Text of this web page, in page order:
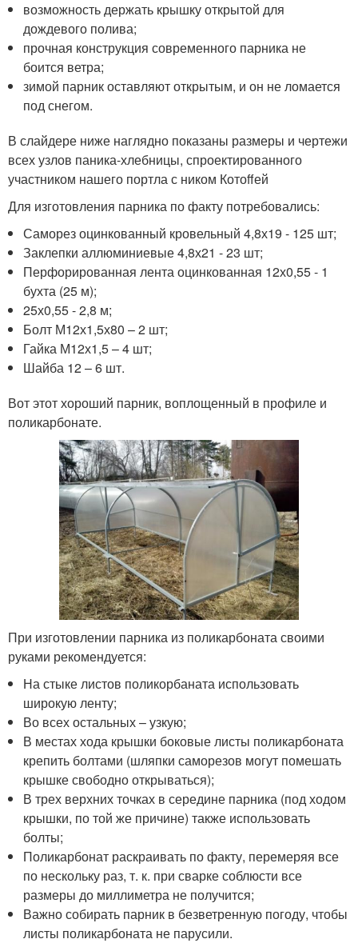
возможность держать крышку открытой для
дождевого полива;
прочная конструкция современного парника не
боится ветра;
зимой парник оставляют открытым, и он не ломается
под снегом.
В слайдере ниже наглядно показаны размеры и чертежи
всех узлов паника-хлебницы, спроектированного
участником нашего портла с ником Котоffей
Для изготовления парника по факту потребовались:
Саморез оцинкованный кровельный 4,8х19 - 125 шт;
Заклепки аллюминиевые 4,8х21 - 23 шт;
Перфорированная лента оцинкованная 12х0,55 - 1
бухта (25 м);
25х0,55 - 2,8 м;
Болт М12х1,5х80 – 2 шт;
Гайка М12х1,5 – 4 шт;
Шайба 12 – 6 шт.
Вот этот хороший парник, воплощенный в профиле и
поликарбонате.
При изготовлении парника из поликарбоната своими
руками рекомендуется:
На стыке листов поликорбаната использовать
широкую ленту;
Во всех остальных – узкую;
В местах хода крышки боковые листы поликарбоната
крепить болтами (шляпки саморезов могут помешать
крышке свободно открываться);
В трех верхних точках в середине парника (под ходом
крышки, по той же причине) также использовать
болты;
Поликарбонат раскраивать по факту, перемеряя все
по нескольку раз, т. к. при сварке соблюсти все
размеры до миллиметра не получится;
Важно собирать парник в безветренную погоду, чтобы
листы поликарбоната не парусили.